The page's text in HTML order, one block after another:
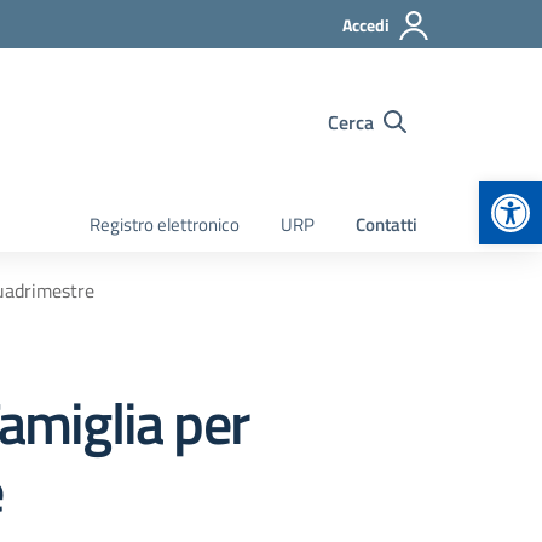
Accedi
Cerca
Registro elettronico URP Contatti
per